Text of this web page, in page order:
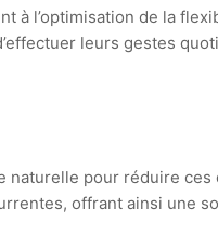
l’optimisation de la
leurs gestes
pour réduire
offrant ainsi une